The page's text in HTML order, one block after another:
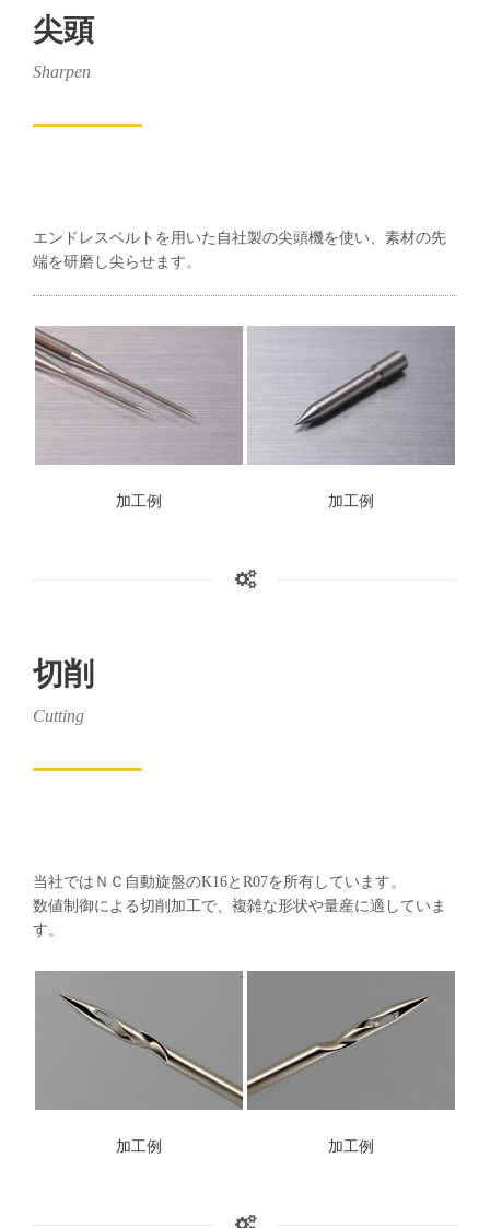
尖頭
Sharpen
エンドレスベルトを用いた自社製の尖頭機を使い、素材の先
端を研磨し尖らせます。
加工例 加工例
切削
Cutting
当社ではＮＣ自動旋盤のK16とR07を所有しています。
数値制御による切削加工で、複雑な形状や量産に適していま
す。
加工例 加工例